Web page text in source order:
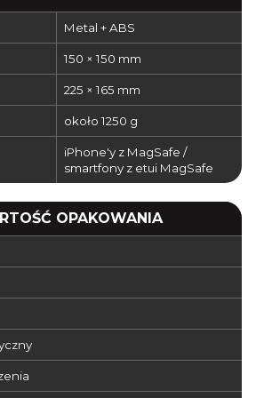
Metal + ABS
150 × 150 mm
225 × 165 mm
około 1250 g
iPhone'y z MagSafe /
smartfony z etui MagSafe
OPAKOWANIA